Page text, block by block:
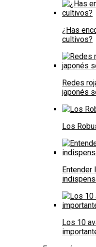
¿Has
cultivos?
Redes
japonés
Los
Los 10